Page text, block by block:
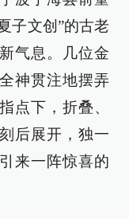
子文创”的古老
气息。几位金
神贯注地摆弄
点下，折叠、
后展开，独一
来一阵惊喜的